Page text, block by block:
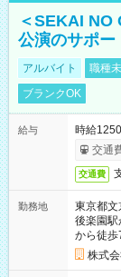
＜SEKAI NO
公演のサポー
アルバイト 職種
ブランクOK
給与
時給
交通
交通費
勤務地
東京都文
後楽園
から徒歩
株式